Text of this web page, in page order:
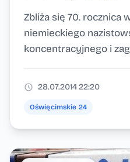
Zbliża się 70. rocznica
niemieckiego
koncentracyjnego i
28.07.2014 22:20
Oświęcimskie 24